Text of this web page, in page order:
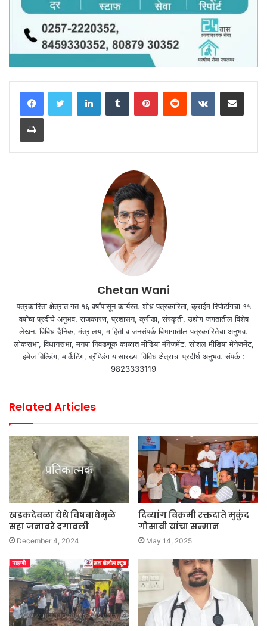
LinkedInTumblr PinterestReddit VKontakteShare via Email
Print
Chetan Wani
पत्रकारिता क्षेत्रात गत १६ वर्षांपासून कार्यरत. शोध पत्रकारिता, क्राईम रिपोर्टींगचा १५
वर्षांचा प्रदीर्घ अनुभव. राजकारण, प्रशासन, क्रीडा, संस्कृती, उद्योग जगतातील विशेष
लेखन. विविध दैनिक, मंत्रालय, माहिती व जनसंपर्क विभागातील पत्रकारितेचा अनुभव.
लोकसभा, विधानसभा, मनपा निवडणूक काळात मीडिया मॅनेजमेंट. सोशल मीडिया मॅनेजमेंट,
इमेज बिल्डिंग, मार्केटिंग, ब्रॅण्डिंग यासारख्या विविध क्षेत्राचा प्रदीर्घ अनुभव. संपर्क :
9823333119
Related Articles
खडकदेवळा येथे विषबाधेमुळे
सहा जनावरे दगावली
December 4, 2024
दिव्यांग विक्रमी रक्तदाते मुकुंद
गोसावी यांचा सन्मान
May 14, 2025